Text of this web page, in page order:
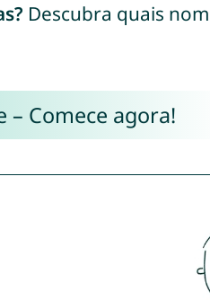
Descubra quais
– Comece agora!